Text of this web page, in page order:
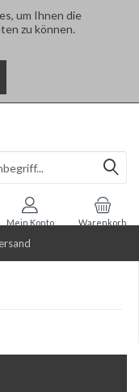
um Ihnen die
zu können.
Warenkorb
Mein Konto